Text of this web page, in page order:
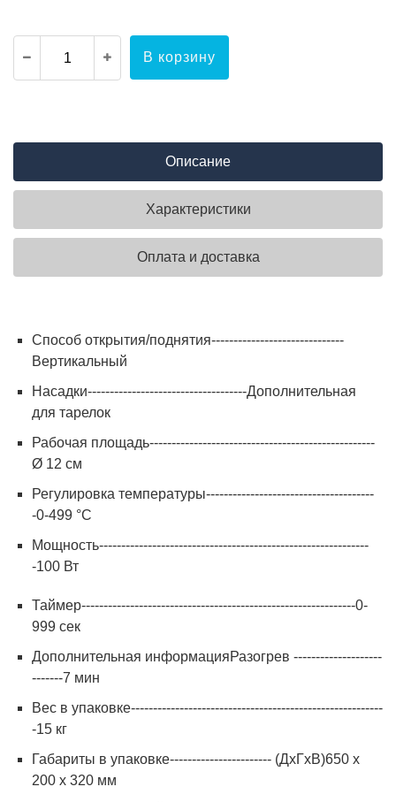
В корзину
Описание
Характеристики
Оплата и доставка
Способ открытия/поднятия------------------------------
Вертикальный
Насадки------------------------------------Дополнительная
для тарелок
Рабочая площадь---------------------------------------------------
Ø 12 см
Регулировка температуры--------------------------------------
-0-499 °С
Мощность-------------------------------------------------------------
-100 Вт
Таймер--------------------------------------------------------------0-
999 сек
Дополнительная информацияРазогрев --------------------
-------7 мин
Вес в упаковке---------------------------------------------------------
-15 кг
Габариты в упаковке----------------------- (ДxГxВ)650 х
200 х 320 мм